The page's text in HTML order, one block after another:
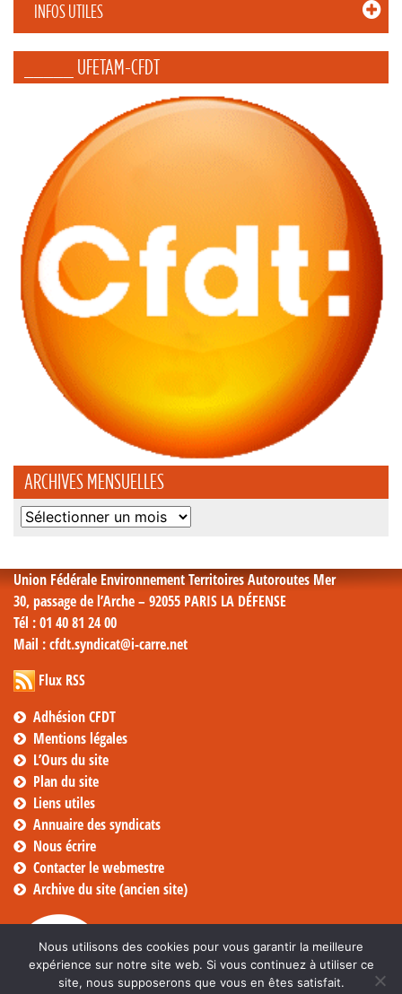
INFOS UTILES
_____ UFETAM-CFDT
ARCHIVES MENSUELLES
Archives
Union Fédérale Environnement Territoires Autoroutes Mer
30, passage de l’Arche – 92055 PARIS LA DÉFENSE
Tél : 01 40 81 24 00
Mail : cfdt.syndicat@i-carre.net
Flux RSS
Adhésion CFDT
Mentions légales
L’Ours du site
Plan du site
Liens utiles
Annuaire des syndicats
Nous écrire
Contacter le webmestre
Archive du site (ancien site)
Nous utilisons des cookies pour vous garantir la meilleure
expérience sur notre site web. Si vous continuez à utiliser ce
site, nous supposerons que vous en êtes satisfait.